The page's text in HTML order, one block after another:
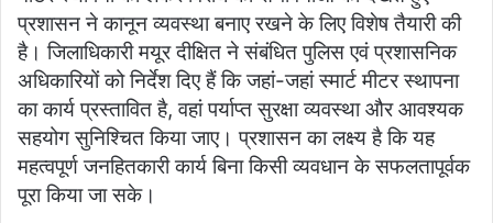
प्रशासन ने कानून व्यवस्था बनाए रखने के लिए विशेष तैयारी की
है। जिलाधिकारी मयूर दीक्षित ने संबंधित पुलिस एवं प्रशासनिक
अधिकारियों को निर्देश दिए हैं कि जहां-जहां स्मार्ट मीटर स्थापना
का कार्य प्रस्तावित है, वहां पर्याप्त सुरक्षा व्यवस्था और आवश्यक
सहयोग सुनिश्चित किया जाए। प्रशासन का लक्ष्य है कि यह
महत्वपूर्ण जनहितकारी कार्य बिना किसी व्यवधान के सफलतापूर्वक
पूरा किया जा सके।